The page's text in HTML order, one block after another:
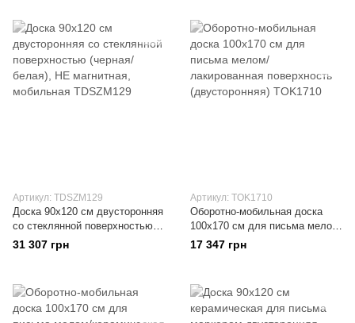
Артикул: TDSZM129
Доска 90x120 см двусторонняя
со стеклянной поверхностью
(черная/белая), НЕ магнитная,
мобильная
31 307 грн
Артикул: TOK1710
Оборотно-мобильная доска
100x170 см для письма мелом/
лакированная поверхность
(двусторонняя)
17 347 грн